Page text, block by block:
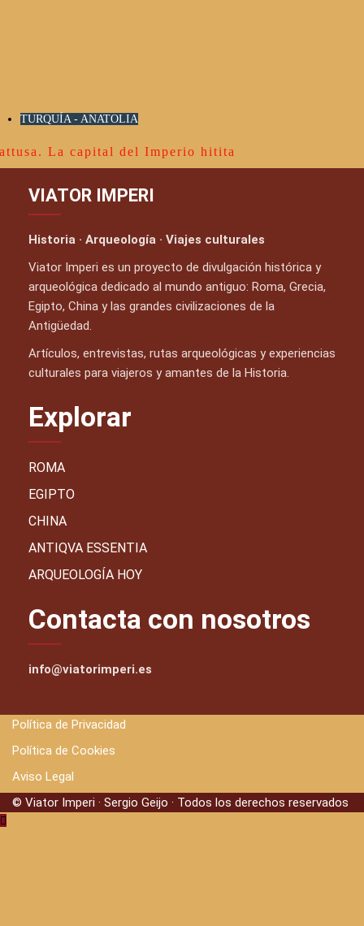
TURQUÍA - ANATOLIA
La capital del Imperio hitita
VIATOR IMPERI
Historia · Arqueología · Viajes culturales
Viator Imperi es un proyecto de divulgación histórica y
arqueológica dedicado al mundo antiguo: Roma, Grecia,
Egipto, China y las grandes civilizaciones de la
Antigüedad.
Artículos, entrevistas, rutas arqueológicas y experiencias
culturales para viajeros y amantes de la Historia.
Explorar
ROMA
EGIPTO
CHINA
ANTIQVA ESSENTIA
ARQUEOLOGÍA HOY
Contacta con nosotros
info@viatorimperi.es
Política de Privacidad
Política de Cookies
Aviso Legal
© Viator Imperi · Sergio Geijo · Todos los derechos reservados